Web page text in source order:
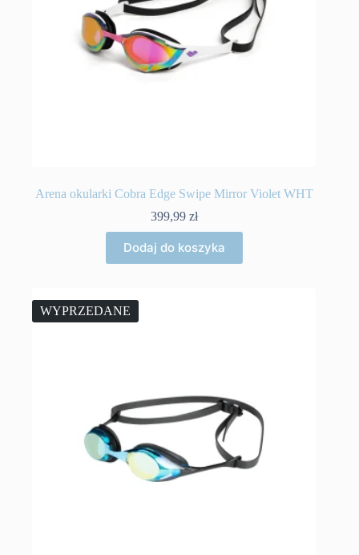
Arena okularki Cobra Edge Swipe Mirror Violet WHT
399,99 zł
Dodaj do koszyka
WYPRZEDANE